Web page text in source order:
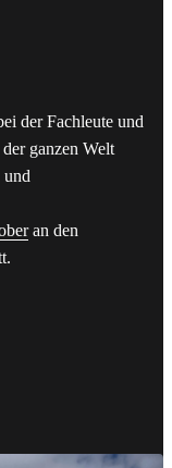
der Fachleute und
ganzen Welt
und
an den